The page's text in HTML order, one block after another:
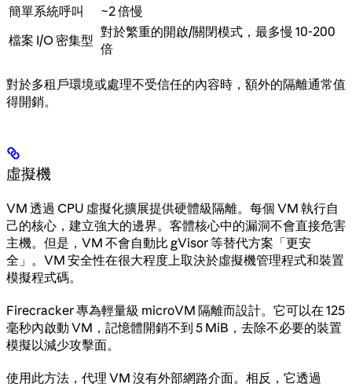
簡單系統呼叫
~2 倍慢
檔案 I/O 密集型
對於繁重的開啟/關閉模式，最多慢 10-200
倍
對於多租戶環境或處理不受信任的內容時，額外的隔離通常值
得開銷。
虛擬機
VM 透過 CPU 虛擬化擴展提供硬體級隔離。每個 VM 執行自
己的核心，建立強大的邊界。客體核心中的漏洞不會直接危害
主機。但是，VM 不會自動比 gVisor 等替代方案「更安
全」。VM 安全性在很大程度上取決於虛擬機管理程式和裝置
模擬程式碼。
Firecracker 專為輕量級 microVM 隔離而設計。它可以在 125
毫秒內啟動 VM，記憶體開銷不到 5 MiB，去除不必要的裝置
模擬以減少攻擊面。
使用此方法，代理 VM 沒有外部網路介面。相反，它透過